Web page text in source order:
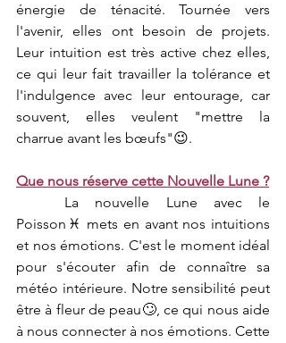
énergie de ténacité. Tournée vers
l'avenir, elles ont besoin de projets.
Leur intuition est très active chez elles,
ce qui leur fait travailler la tolérance et
l'indulgence avec leur entourage, car
souvent, elles veulent "mettre la
charrue avant les bœufs"😉.
Que nous réserve cette Nouvelle Lune ?
Poisson♓ mets en avant nos intuitions
et nos émotions. C'est le moment idéal
pour s'écouter afin de connaître sa
météo intérieure. Notre sensibilité peut
être à fleur de peau🙄, ce qui nous aide
à nous connecter à nos émotions. Cette